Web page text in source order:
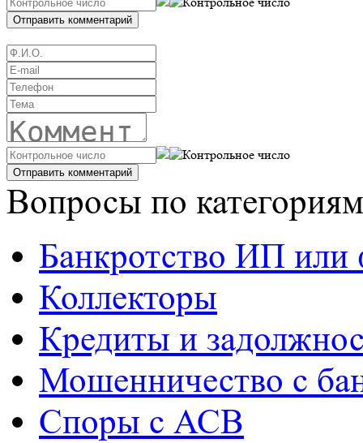
Вопросы по категориям
Банкротство ИП или
Коллекторы
Кредиты и
Мошенничество с
Споры с АСВ